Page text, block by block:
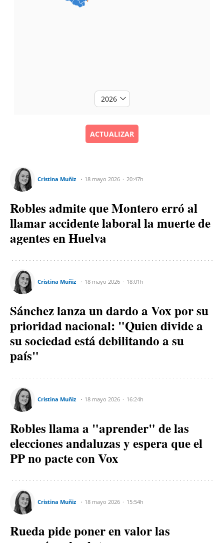
ACTUALIZAR
Cristina Muñiz 18 mayo 2026 20:47h
Robles admite que Montero erró al
llamar accidente laboral la muerte de
agentes en Huelva
Cristina Muñiz 18 mayo 2026 18:01h
Sánchez lanza un dardo a Vox por su
prioridad nacional: "Quien divide a
su sociedad está debilitando a su
país"
Cristina Muñiz 18 mayo 2026 16:24h
Robles llama a "aprender" de las
elecciones andaluzas y espera que el
PP no pacte con Vox
Cristina Muñiz 18 mayo 2026 15:54h
Rueda pide poner en valor las